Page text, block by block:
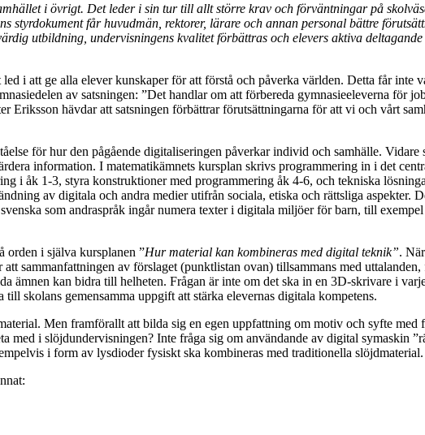
i övrigt. Det leder i sin tur till allt större krav och förväntningar på
styrdokument får huvudmän, rektorer, lärare och annan personal bättre
utbildning, undervisningens kvalitet förbättras och elevers aktiva
i att ge alla elever kunskaper för att förstå och påverka världen. Detta får inte
av satsningen: ”Det handlar om att förbereda gymnasieeleverna för
Eriksson hävdar att satsningen förbättrar förutsättningarna för att vi och vårt
för hur den pågående digitaliseringen påverkar individ och samhälle. Vidare
information. I matematikämnets kursplan skrivs programmering in i det
i åk 1-3, styra konstruktioner med programmering åk 4-6, och tekniska
av digitala och andra medier utifrån sociala, etiska och rättsliga aspekter.
som andraspråk ingår numera texter i digitala miljöer för barn, till
orden i själva kursplanen ”Hur material kan kombineras med digital teknik”.
sammanfattningen av förslaget (punktlistan ovan) tillsammans med
ämnen kan bidra till helheten. Frågan är inte om det ska in en 3D-skrivare i
skolans gemensamma uppgift att stärka elevernas digitala kompetens.
Men framförallt att bilda sig en egen uppfattning om motiv och syfte med
i slöjdundervisningen? Inte fråga sig om användande av digital symaskin
i form av lysdioder fysiskt ska kombineras med traditionella slöjdmaterial.